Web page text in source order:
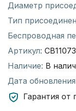
Диаметр
Тип
Беспроводная
Артикул: СВ11073
Наличие: В
Дата
Гарантия от